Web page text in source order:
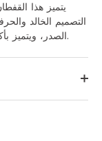
يتميز هذا
التصميم الخالد
الصدر، ويتميز بأكمام طويلة منسدلة ومنسدلة تضفي لمسة أثيرية.